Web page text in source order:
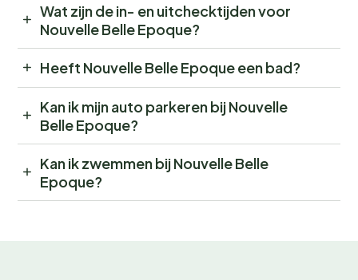
Wat zijn de in- en uitchecktijden voor
Nouvelle Belle Epoque?
Heeft Nouvelle Belle Epoque een bad?
Kan ik mijn auto parkeren bij Nouvelle
Belle Epoque?
Kan ik zwemmen bij Nouvelle Belle
Epoque?